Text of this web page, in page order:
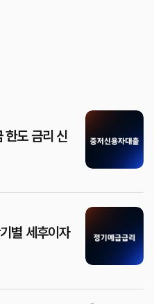
한도 금리 신
별 세후이자